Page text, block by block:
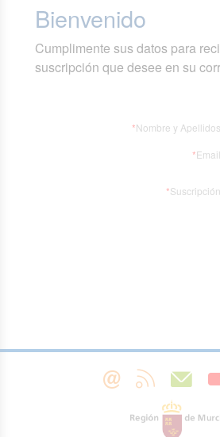
Bienvenido
Cumplimente sus datos para
suscripción que desee en su
*Nombre y
*
*